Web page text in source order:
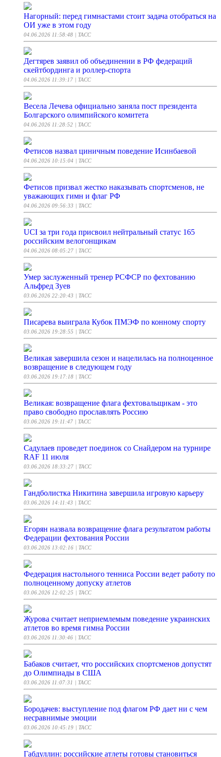
Нагорный: перед гимнастами стоит задача отобраться на
ОИ уже в этом году
04.06.2026 11:58:48 | ТАСС
Дегтярев заявил об объединении в РФ федераций
скейтбординга и роллер-спорта
04.06.2026 11:39:17 | ТАСС
Весела Лечева официально заняла пост президента
Болгарского олимпийского комитета
04.06.2026 11:28:52 | ТАСС
Фетисов назвал циничным поведение Исинбаевой
04.06.2026 10:15:04 | ТАСС
Фетисов призвал жестко наказывать спортсменов, не
уважающих гимн и флаг РФ
04.06.2026 09:56:33 | ТАСС
UCI за три года присвоил нейтральный статус 165
российским велогонщикам
04.06.2026 08:05:27 | ТАСС
Умер заслуженный тренер РСФСР по фехтованию
Альфред Зуев
03.06.2026 22:20:43 | ТАСС
Писарева выиграла Кубок ПМЭФ по конному спорту
03.06.2026 19:28:55 | ТАСС
Великая завершила сезон и нацелилась на полноценное
возвращение в следующем году
03.06.2026 19:17:18 | ТАСС
Великая: возвращение флага фехтовальщикам - это
право свободно прославлять Россию
03.06.2026 19:11:47 | ТАСС
Садулаев проведет поединок со Снайдером на турнире
RAF 11 июля
03.06.2026 18:33:27 | ТАСС
Гандболистка Никитина завершила игровую карьеру
03.06.2026 14:11:43 | ТАСС
Егорян назвала возвращение флага результатом работы
Федерации фехтования России
03.06.2026 13:02:16 | ТАСС
Федерация настольного тенниса России ведет работу по
полноценному допуску атлетов
03.06.2026 12:02:25 | ТАСС
Журова считает неприемлемым поведение украинских
атлетов во время гимна России
03.06.2026 11:30:46 | ТАСС
Бабаков считает, что российских спортсменов допустят
до Олимпиады в США
03.06.2026 11:07:31 | ТАСС
Бородачев: выступление под флагом РФ дает ни с чем
несравнимые эмоции
03.06.2026 10:45:19 | ТАСС
Габдуллин: российские атлеты готовы становиться